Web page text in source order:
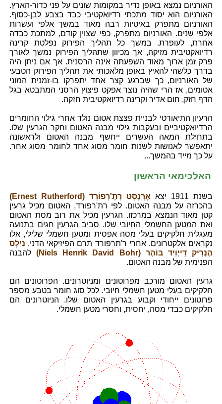
האורניום נמצא באופן נדיר במקומות שונים על פני כדור-הארץ.
האורניום הוא יסוד מתכתי רדיואקטיבי כבד בצבע לבן-כסוף.
האורניום מתפרק באיטיות רבה מאוד במשך אלפי ועשרות
אלפי שנים. האורניום מתפרק, כפי שצוין קודם, למתכת כבדה
אחרת, לעופרת. במשך כל תהליך הפירוק נפלטת קרינה
רדיואקטיבית מזיקה, אך מכיוון שתהליך הפירוק נמשך לאורך
פרק זמן ארוך מאוד השפעתה אינה הרסנית. אך אם ניתן היה
בדרך כלשהי להאיץ באופן מלאכותי את תהליך הפירוק הטבעי
של האורניום, כך שברגע קצר אחד יתפרקו בו-זמנית המוני
אטומים, אז הרי שהיה נוצר אפקט פיצוץ הרסני המתבטא בגל
הדף חזק, חום אדיר וקרינה רדיואקטיבית חזקה.
הרעיון התיאורטי לבניית פצצת אטום נולד אחרי גילוי החומרים
הרדיואקטיביים ובעקבות גילוי מבנה האטום וחקר הגרעין שלו.
בתחילת המאה העשרים ייחשף מבנה האטום ולראשונה
יתאפשר לאנושות לשנות חומר מסוג אחד לחומר מסוג אחר.
על כך מייד בהמשך...
האלכימאי הראשון
בשנת 1911 יצא
אֶרְנֶסְט רָתֶ'רְפוֹרְד (Ernest Rutherford)
בהכרזה על מבנה האטום. לפי רת'רפורד, האטום מכיל גרעין
קטן מאוד הנמצא במרכזו. הגרעין מכיל את רוב מסת האטום
ואת המטען החשמלי החיובי שלו. סביב הגרעין חגים בתנועה
מעגלית חלקיקים בעלי מסה אפסית ומטען חשמלי שלילי, אלו
נקראים אלקטרונים. אחרי ר'תרפורד תרם הפיזיקאי הדני, נִילְס
הֶנְרִיק דֵייְוִיד בּוֹהְר (Niels Henrik David Bohr)
להבנה
הפנימית של מבנה האטום.
גרעין האטום מורכב מפרוטונים ומניוטרונים. הפרוטונים הם
חלקיקים בעלי מטען חשמלי חיובי. לכל סוג חומר בטבע מספר
פרוטונים ייחודי וקבוע בגרעין האטום שלו. הניוטרונים הם
חלקיקים כבדי מסה, יחסית, וחסרי מטען חשמלי.